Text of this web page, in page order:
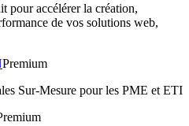
pour accélérer la création,
de vos solutions web,
Premium
Sur-Mesure pour les PME et ETI